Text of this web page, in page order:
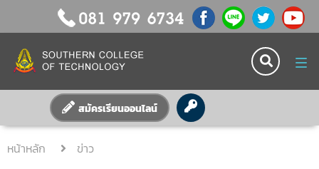
สมัครเรียนออนไลน์
หน้าหลัก ข่าว